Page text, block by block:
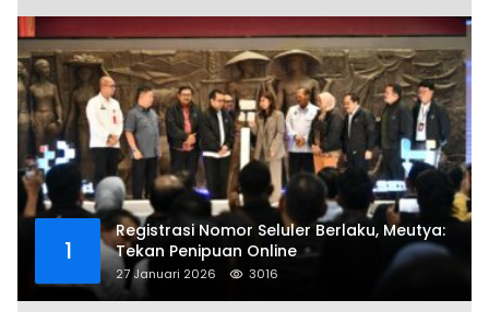
1
Registrasi Nomor Seluler Berlaku, Meutya:
Tekan Penipuan Online
27 Januari 2026 3016